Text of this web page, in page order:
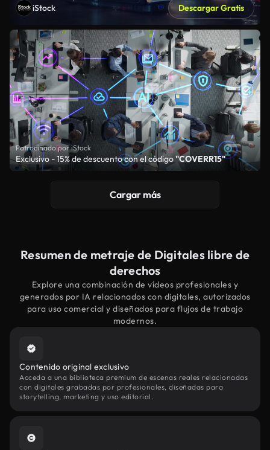
iStock Descargar Gratis
Patrocinado por iStock
Exclusivo - 15% de descuento con el código"COVERR15"
Cargar más
Resumen de metraje de Digitales libre de
derechos
Explore una combinación de vídeos profesionales y
generados por IA relacionados con digitales, autorizados
para uso comercial y diseñados para flujos de trabajo
modernos.
Contenido original exclusivo
Acceda a una biblioteca premium de escenas reales relacionadas
con digitales grabadas por profesionales, diseñadas para
storytelling, marketing y uso editorial.